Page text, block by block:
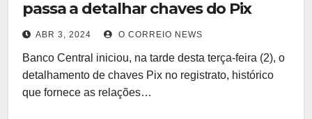
passa a detalhar chaves do Pix
ABR 3, 2024 O CORREIO NEWS
Banco Central iniciou, na tarde desta terça-feira (2), o
detalhamento de chaves Pix no registrato, histórico
que fornece as relações…